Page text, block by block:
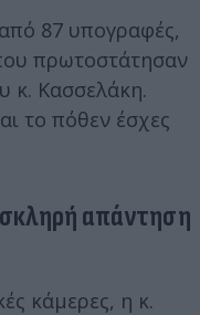
87 υπογραφές,
πρωτοστάτησαν
κ. Κασσελάκη.
το πόθεν έσχες
απάντηση
κάμερες, η κ.